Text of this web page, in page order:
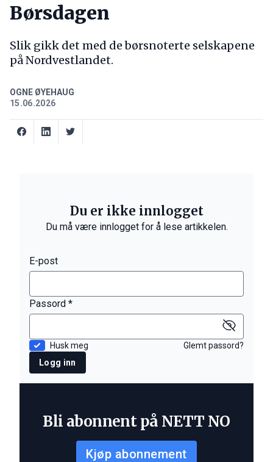
Børsdagen
Slik gikk det med de børsnoterte selskapene
på Nordvestlandet.
OGNE ØYEHAUG
15.06.2026
Du er ikke innlogget
Du må være innlogget for å lese artikkelen.
E-post
Passord *
Husk meg
Glemt passord?
Logg inn
Bli abonnent på NETT NO
Kjøp abonnement